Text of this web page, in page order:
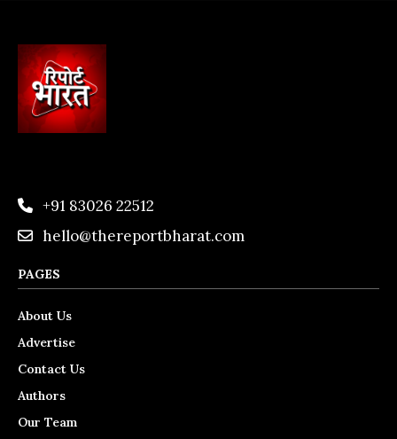
+91 83026 22512
hello@thereportbharat.com
PAGES
About Us
Advertise
Contact Us
Authors
Our Team